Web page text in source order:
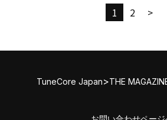
1 2 >
TuneCore Japan>THE